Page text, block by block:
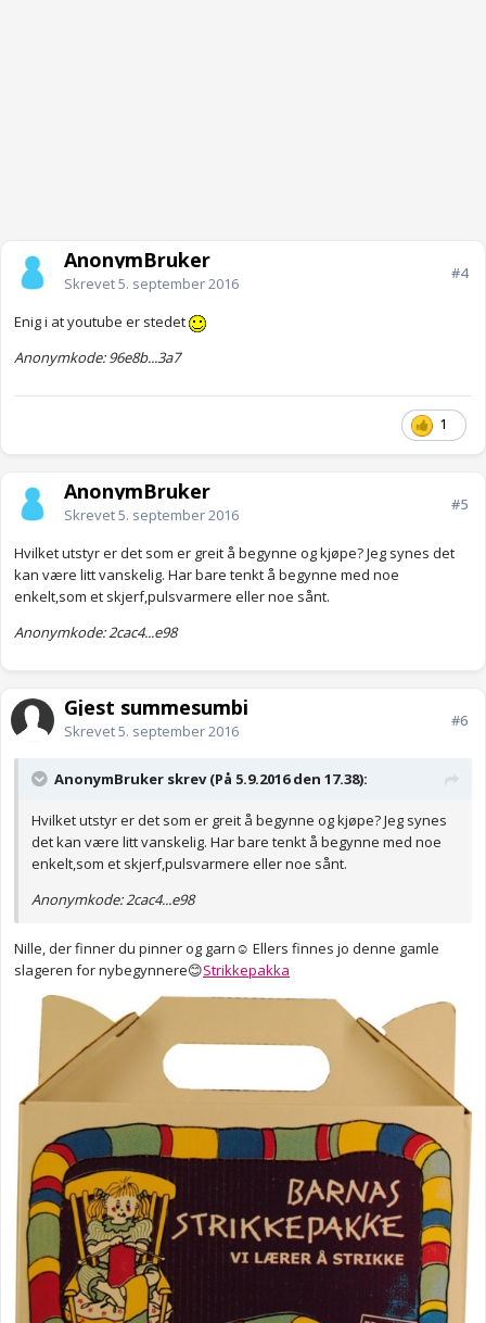
AnonymBruker
Skrevet5. september 2016
#4
Enig i at youtube er stedet
Anonymkode: 96e8b...3a7
1
AnonymBruker
Skrevet5. september 2016
#5
Hvilket utstyr er det som er greit å begynne og kjøpe? Jeg synes det
kan være litt vanskelig. Har bare tenkt å begynne med noe
enkelt,som et skjerf,pulsvarmere eller noe sånt.
Anonymkode: 2cac4...e98
Gjest summesumbi
Skrevet5. september 2016
#6
AnonymBruker skrev (På 5.9.2016 den 17.38):
Hvilket utstyr er det som er greit å begynne og kjøpe? Jeg synes
det kan være litt vanskelig. Har bare tenkt å begynne med noe
enkelt,som et skjerf,pulsvarmere eller noe sånt.
Anonymkode: 2cac4...e98
Nille, der finner du pinner og garn☺ Ellers finnes jo denne gamle
slageren for nybegynnere😊Strikkepakka